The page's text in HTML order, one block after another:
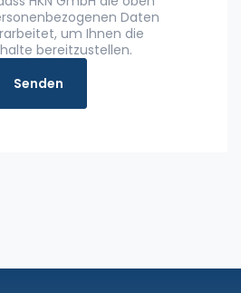
Daten
um Ihnen die
bereitzustellen.